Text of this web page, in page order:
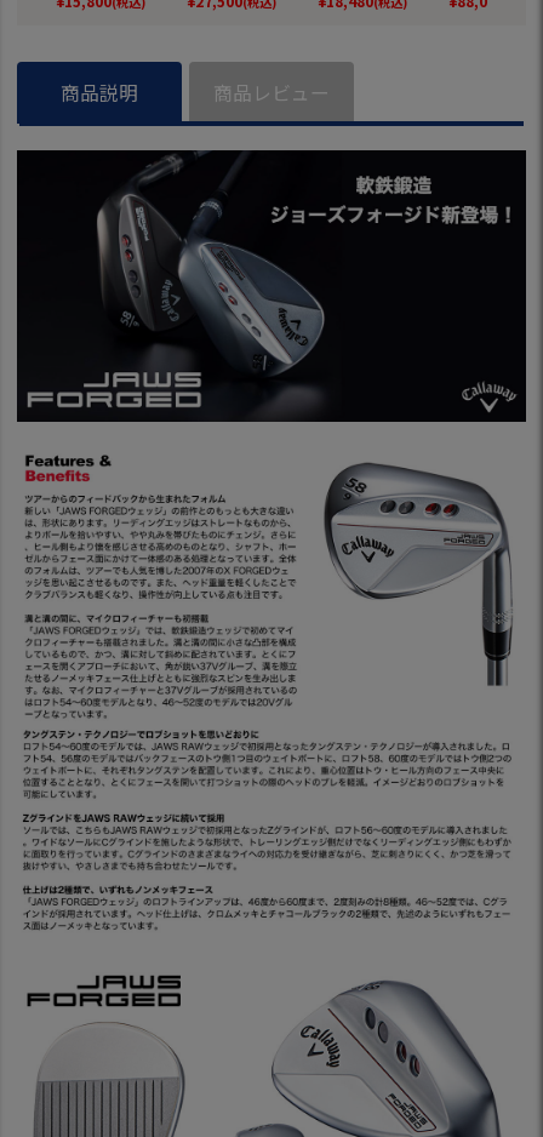
クロム メンズ 右用
モデル
ッジ メンズ 右用 Dy
並行輸入品 ゴルフ
ールシャフト 日本
N.S.PRO
商品説明 商品レビュー